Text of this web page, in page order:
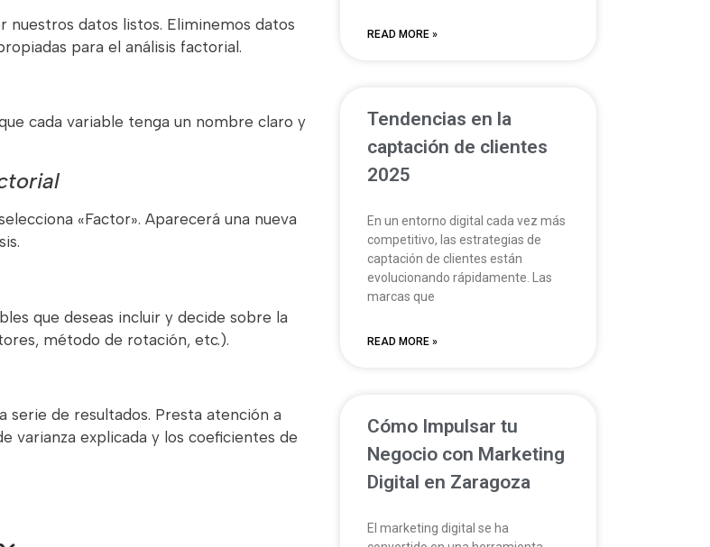
nuestros datos listos. Eliminemos datos
para el análisis factorial.
cada variable tenga un nombre claro y
«Factor». Aparecerá una nueva
que deseas incluir y decide sobre la
método de rotación, etc.).
serie de resultados. Presta atención a
varianza explicada y los coeficientes de
READ MORE »
Tendencias en la
captación de clientes
2025
En un entorno digital cada vez más
competitivo, las estrategias de
captación de clientes están
evolucionando rápidamente. Las
marcas que
READ MORE »
Cómo Impulsar tu
Negocio con Marketing
Digital en Zaragoza
El marketing digital se ha